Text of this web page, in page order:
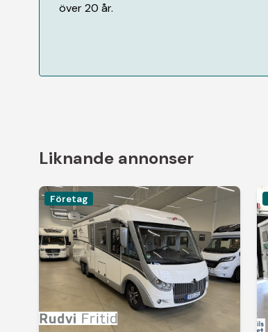
över 20 år.
Liknande annonser
Företag